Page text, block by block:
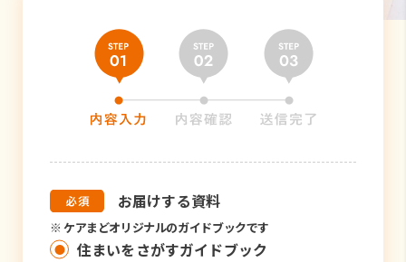
お届けする資料
※ ケアまどオリジナルのガイドブックです
住まいをさがすガイドブック